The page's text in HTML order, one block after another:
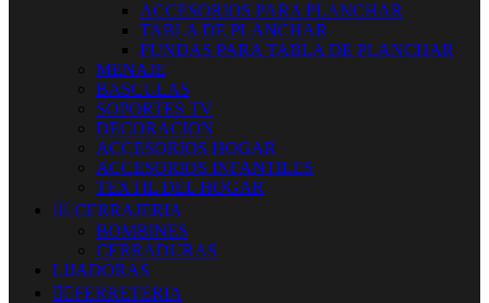
ACCESORIOS PARA PLANCHAR
TABLA DE PLANCHAR
FUNDAS PARA TABLA DE PLANCHAR
MENAJE
BASCULAS
SOPORTES TV
DECORACION
ACCESORIOS HOGAR
ACCESORIOS INFANTILES
TEXTIL DEL HOGAR
 CERRAJERIA
BOMBINES
CERRADURAS
LIJADORAS
 FERRETERIA